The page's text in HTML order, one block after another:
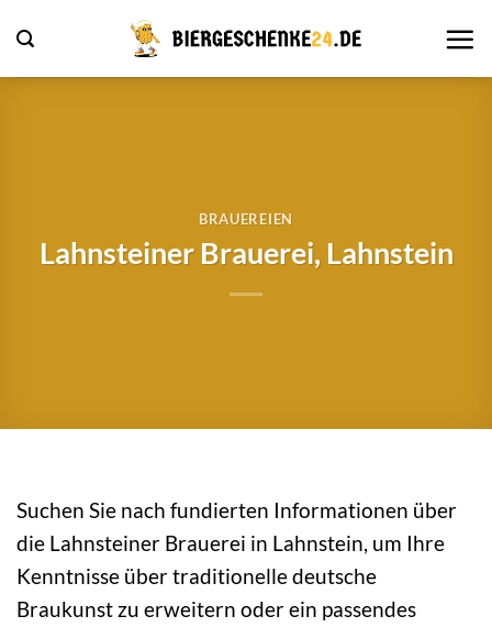
Inhalt
springen
BRAUEREIEN
Lahnsteiner Brauerei, Lahnstein
Suchen Sie nach fundierten Informationen über
die Lahnsteiner Brauerei in Lahnstein, um Ihre
Kenntnisse über traditionelle deutsche
Braukunst zu erweitern oder ein passendes